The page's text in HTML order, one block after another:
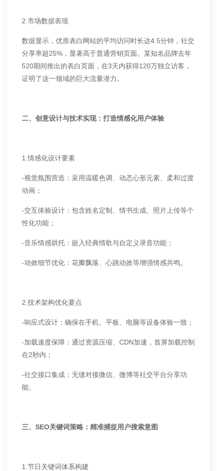
2.市场数据表现
数据显示，优质表白网站的平均访问时长达4.5分钟，社交
分享率超25%，显著高于普通营销页面。某知名品牌去年
520期间推出的表白页面，在3天内获得120万独立访客，
证明了这一领域的巨大流量潜力。
二、创意设计与技术实现：打造情感化用户体验
1.情感化设计要素
-视觉氛围营造：采用温暖色调、动态心形元素、柔和过渡
动画；
-交互体验设计：包含姓名定制、情书生成、照片上传等个
性化功能；
-音乐情感烘托：嵌入经典情歌与自定义录音功能；
-动效细节优化：花瓣飘落、心跳动效等增强情感共鸣。
2.技术架构优化要点
-响应式设计：确保在手机、平板、电脑等设备体验一致；
-加载速度保障：通过资源压缩、CDN加速，首屏加载控制
在2秒内；
-社交接口集成：无缝对接微信、微博等社交平台分享功
能。
三、SEO关键词策略：精准捕捉用户搜索意图
1.节日关键词体系构建